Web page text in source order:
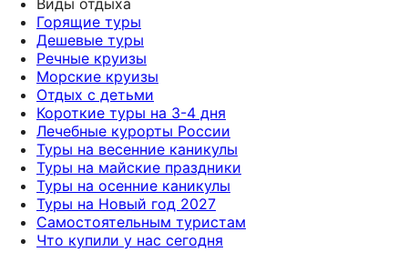
Горящие туры
Дешевые туры
Речные круизы
Морские круизы
Отдых с детьми
Короткие туры на 3-4 дня
Лечебные курорты России
Туры на весенние каникулы
Туры на майские праздники
Туры на осенние каникулы
Туры на Новый год 2027
Самостоятельным туристам
Что купили у нас сегодня